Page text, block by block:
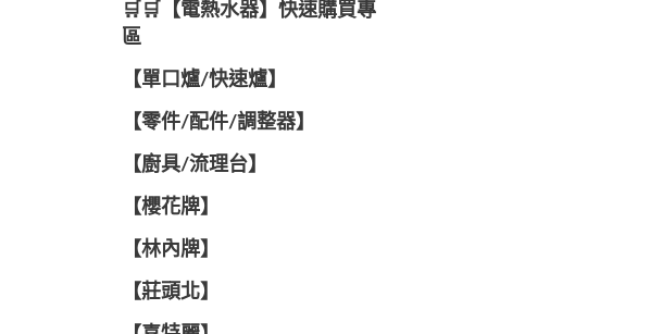
🛒🛒【電熱水器】快速購買專
區
【單口爐/快速爐】
【零件/配件/調整器】
【廚具/流理台】
【櫻花牌】
【林內牌】
【莊頭北】